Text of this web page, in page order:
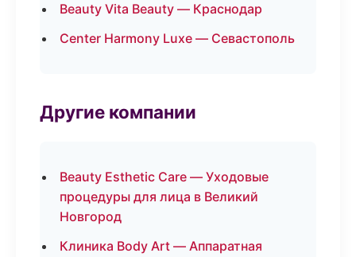
Beauty Vita Beauty — Краснодар
Center Harmony Luxe — Севастополь
Другие компании
Beauty Esthetic Care — Уходовые
процедуры для лица в Великий
Новгород
Клиника Body Art — Аппаратная